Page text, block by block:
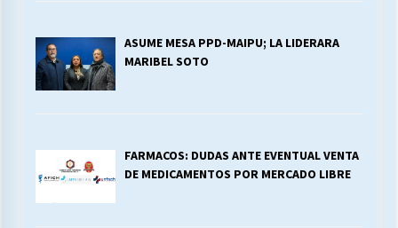
ASUME MESA PPD-MAIPU; LA LIDERARA
MARIBEL SOTO
FARMACOS: DUDAS ANTE EVENTUAL VENTA
DE MEDICAMENTOS POR MERCADO LIBRE